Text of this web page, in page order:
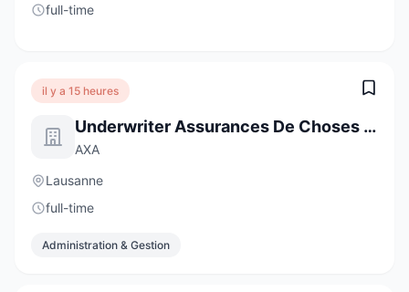
full-time
il y a 15 heures
Underwriter Assurances De Choses - Clientèle Privée, 50-60%
AXA
Lausanne
full-time
Administration & Gestion